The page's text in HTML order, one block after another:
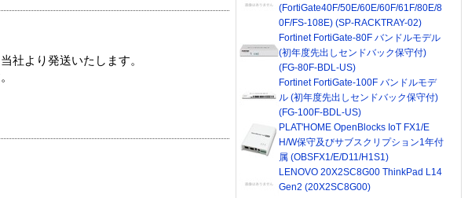
社より発送いたします。
(FortiGate40F/50E/60E/60F/61F/80E/8
0F/FS-108E) (SP-RACKTRAY-02)
Fortinet FortiGate-80F バンドルモデル
(初年度先出しセンドバック保守付)
(FG-80F-BDL-US)
Fortinet FortiGate-100F バンドルモデ
ル (初年度先出しセンドバック保守付)
(FG-100F-BDL-US)
PLAT'HOME OpenBlocks IoT FX1/E
H/W保守及びサブスクリプション1年付
属 (OBSFX1/E/D11/H1S1)
LENOVO 20X2SC8G00 ThinkPad L14
Gen2 (20X2SC8G00)